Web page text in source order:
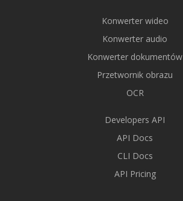
Konwerter wideo
Konwerter audio
Konwerter dokumentów
Przetwornik obrazu
OCR
Developers API
API Docs
CLI Docs
API Pricing